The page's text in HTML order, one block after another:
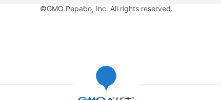
©GMO Pepabo, Inc. All rights reserved.